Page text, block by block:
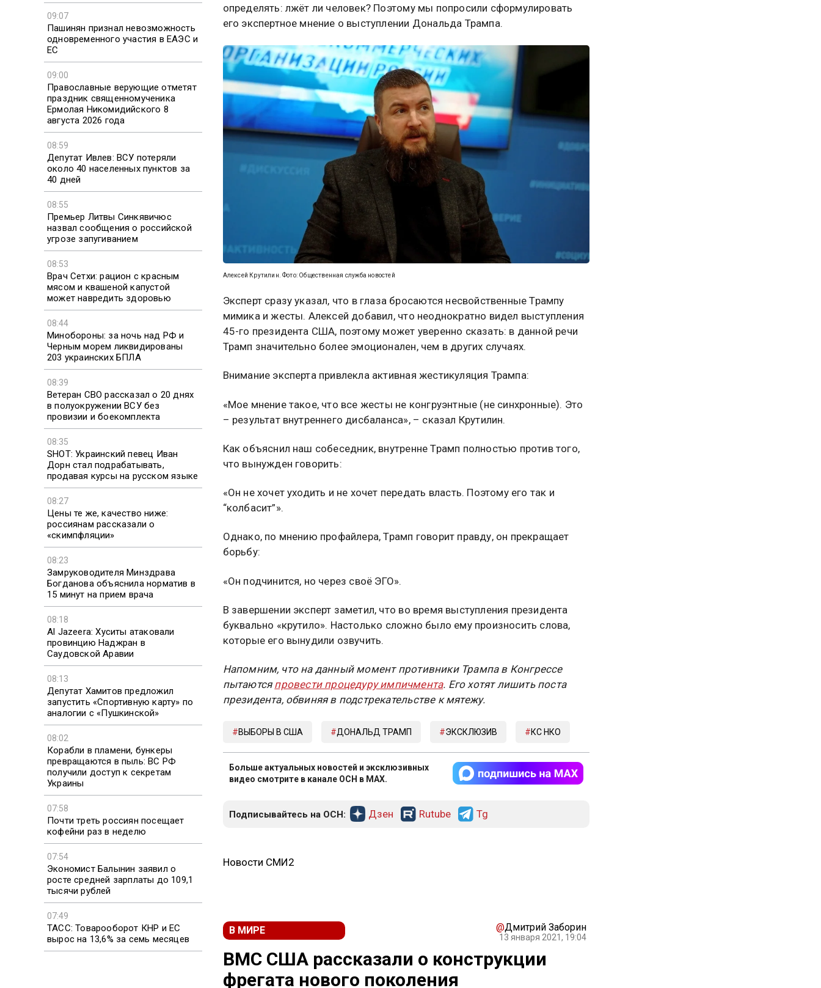
09:07
Пашинян признал невозможность
одновременного участия в ЕАЭС и
ЕС
09:00
Православные верующие отметят
праздник священномученика
Ермолая Никомидийского 8
августа 2026 года
08:59
Депутат Ивлев: ВСУ потеряли
около 40 населенных пунктов за
40 дней
08:55
Премьер Литвы Синкявичюс
назвал сообщения о российской
угрозе запугиванием
08:53
Врач Сетхи: рацион с красным
мясом и квашеной капустой
может навредить здоровью
08:44
Минобороны: за ночь над РФ и
Черным морем ликвидированы
203 украинских БПЛА
08:39
Ветеран СВО рассказал о 20 днях
в полуокружении ВСУ без
провизии и боекомплекта
08:35
SHOT: Украинский певец Иван
Дорн стал подрабатывать,
продавая курсы на русском языке
08:27
Цены те же, качество ниже:
россиянам рассказали о
«скимпфляции»
08:23
Замруководителя Минздрава
Богданова объяснила норматив в
15 минут на прием врача
08:18
Al Jazeera: Хуситы атаковали
провинцию Наджран в
Саудовской Аравии
08:13
Депутат Хамитов предложил
запустить «Спортивную карту» по
аналогии с «Пушкинской»
08:02
Корабли в пламени, бункеры
превращаются в пыль: ВС РФ
получили доступ к секретам
Украины
07:58
Почти треть россиян посещает
кофейни раз в неделю
07:54
Экономист Балынин заявил о
росте средней зарплаты до 109,1
тысячи рублей
07:49
ТАСС: Товарооборот КНР и ЕС
вырос на 13,6% за семь месяцев
определять: лжёт ли человек? Поэтому мы попросили сформулировать
его экспертное мнение о выступлении Дональда Трампа.
Алексей Крутилин. Фото: Общественная служба новостей
Эксперт сразу указал, что в глаза бросаются несвойственные Трампу
мимика и жесты. Алексей добавил, что неоднократно видел выступления
45-го президента США, поэтому может уверенно сказать: в данной речи
Трамп значительно более эмоционален, чем в других случаях.
Внимание эксперта привлекла активная жестикуляция Трампа:
«Мое мнение такое, что все жесты не конгруэнтные (не синхронные). Это
– результат внутреннего дисбаланса», – сказал Крутилин.
Как объяснил наш собеседник, внутренне Трамп полностью против того,
что вынужден говорить:
«Он не хочет уходить и не хочет передать власть. Поэтому его так и
“колбасит”».
Однако, по мнению профайлера, Трамп говорит правду, он прекращает
борьбу:
«Он подчинится, но через своё ЭГО».
В завершении эксперт заметил, что во время выступления президента
буквально «крутило». Настолько сложно было ему произносить слова,
которые его вынудили озвучить.
Напомним, что на данный момент противники Трампа в Конгрессе
пытаютсяпровести процедуру импичмента. Его хотят лишить поста
президента, обвиняя в подстрекательстве к мятежу.
ВЫБОРЫ В США ДОНАЛЬД ТРАМП ЭКСКЛЮЗИВ КС НКО
Больше актуальных новостей и эксклюзивных
видео смотрите в канале ОСН в MAX.
Подписывайтесь на ОСН: Дзен Rutube Tg
Новости СМИ2
В МИРЕ @Дмитрий Заборин
13 января 2021, 19:04
ВМС США рассказали о конструкции
фрегата нового поколения